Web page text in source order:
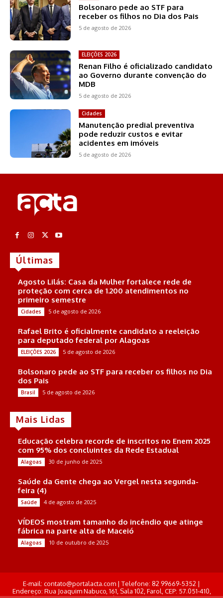
Bolsonaro pede ao STF para
receber os filhos no Dia dos Pais
5 de agosto de 2026
ELEIÇÕES 2026
Renan Filho é oficializado candidato
ao Governo durante convenção do
MDB
5 de agosto de 2026
Cidades
Manutenção predial preventiva
pode reduzir custos e evitar
acidentes em imóveis
5 de agosto de 2026
Últimas
Agosto Lilás: Casa da Mulher fortalece rede de
proteção com cerca de 1.200 atendimentos no
primeiro semestre
Cidades 5 de agosto de 2026
Rafael Brito é oficialmente candidato a reeleição
para deputado federal por Alagoas
ELEIÇÕES 2026 5 de agosto de 2026
Bolsonaro pede ao STF para receber os filhos no Dia
dos Pais
Brasil 5 de agosto de 2026
Mais Lidas
Educação celebra recorde de inscritos no Enem 2025
com 95% dos concluintes da Rede Estadual
Alagoas 30 de junho de 2025
Saúde da Gente chega ao Vergel nesta segunda-
feira (4)
Saúde 4 de agosto de 2025
VÍDEOS mostram tamanho do incêndio que atinge
fábrica na parte alta de Maceió
Alagoas 10 de outubro de 2025
E-mail: contato@portalacta.com | Telefone: 82 99669-5352 |
Endereço: Rua Joaquim Nabuco, 161, Sala 102, Farol, CEP: 57.051-410,